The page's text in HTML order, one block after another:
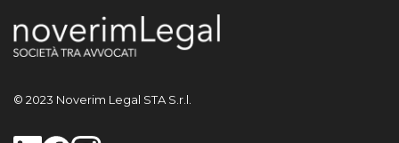
© 2023 Noverim Legal STA S.r.l.